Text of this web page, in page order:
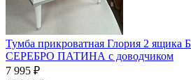
Тумба прикроватная Глория 2
СЕРЕБРО ПАТИНА с доводчиком
7 995 ₽